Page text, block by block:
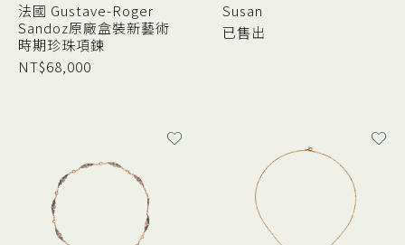
法國 Gustave-Roger
Sandoz原廠盒裝新藝術
時期珍珠項鍊
NT$68,000
Susan
已售出